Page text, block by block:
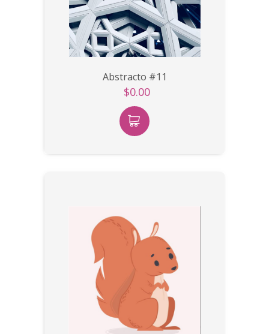
Abstracto #11
$0.00